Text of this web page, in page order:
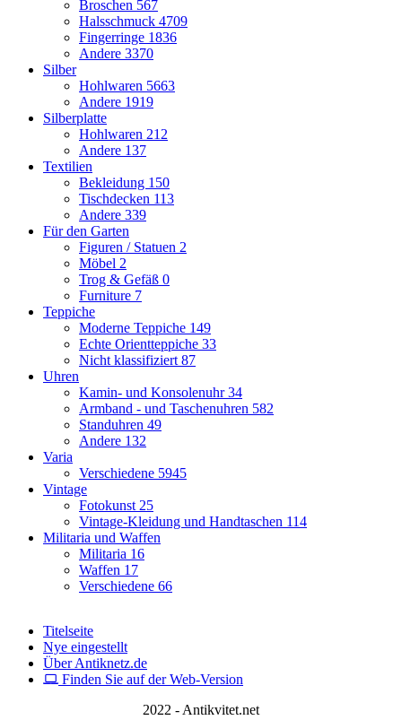
Broschen 567
Halsschmuck 4709
Fingerringe 1836
Andere 3370
Silber
Hohlwaren 5663
Andere 1919
Silberplatte
Hohlwaren 212
Andere 137
Textilien
Bekleidung 150
Tischdecken 113
Andere 339
Für den Garten
Figuren / Statuen 2
Möbel 2
Trog & Gefäß 0
Furniture 7
Teppiche
Moderne Teppiche 149
Echte Orientteppiche 33
Nicht klassifiziert 87
Uhren
Kamin- und Konsolenuhr34
Armband - und Taschenuhren 582
Standuhren 49
Andere 132
Varia
Verschiedene 5945
Vintage
Fotokunst 25
Vintage-Kleidung und Handtaschen 114
Militaria und Waffen
Militaria 16
Waffen 17
Verschiedene 66
Titelseite
Nye eingestellt
Über Antiknetz.de
Finden Sie auf der Web-Version
2022 - Antikvitet.net